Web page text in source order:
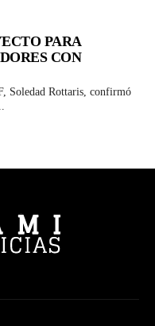
PARA
CON
Soledad Rottaris, confirmó